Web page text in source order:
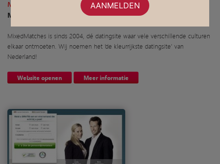
Mixedmatches.nl
MixedMatches: de kleurrijkste datingsite van Nederland
MixedMatches is sinds 2004, dé datingsite waar vele verschillende culturen
elkaar ontmoeten. Wij noemen het ‘de kleurrijkste datingsite’ van
Nederland!
Website openen Meer informatie